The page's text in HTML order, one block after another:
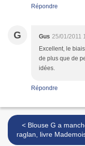
Répondre
G Gus 25/01/2011
Excellent, le
de plus que de
idées.
Répondre
< Blouse G a manches
raglan, livre